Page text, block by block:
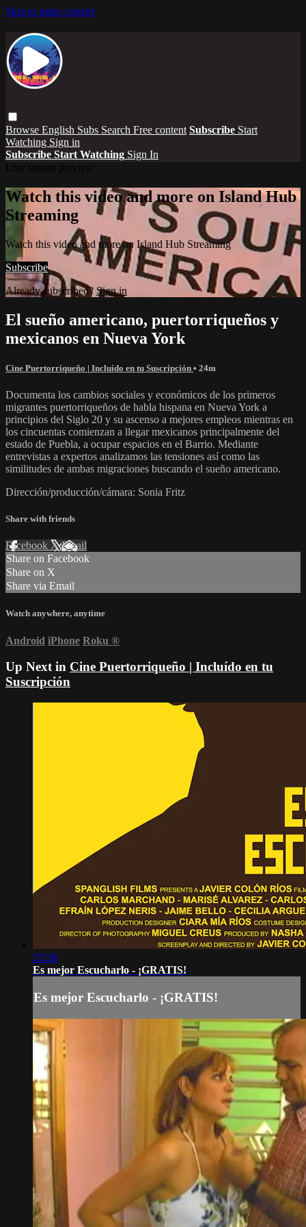
Skip to main content
Browse English Subs Search Free content Subscribe Start
Watching Sign in
Subscribe Start Watching Sign In
Watch this video and more on Island Hub
Streaming
Watch this video and more on Island Hub Streaming
Subscribe
Already subscribed?Sign in
El sueño americano, puertorriqueños y
mexicanos en Nueva York
Cine Puertorriqueño | Incluído en tu Suscripción • 24m
Documenta los cambios sociales y económicos de los primeros
migrantes puertorriqueños de habla hispana en Nueva York a
principios del Siglo 20 y su ascenso a mejores empleos mientras en
los cincuentas comienzan a llegar mexicanos principalmente del
estado de Puebla, a ocupar espacios en el Barrio. Mediante
entrevistas a expertos analizamos las tensiones así como las
similitudes de ambas migraciones buscando el sueño americano.
Dirección/producción/cámara: Sonia Fritz
Share with friends
Facebook XEmail
Share on Facebook
Share on X
Share via Email
Watch anywhere, anytime
Android iPhone Roku ®
Up Next in Cine Puertorriqueño | Incluído en tu
Suscripción
25:58
Es mejor Escucharlo - ¡GRATIS!
Es mejor Escucharlo - ¡GRATIS!